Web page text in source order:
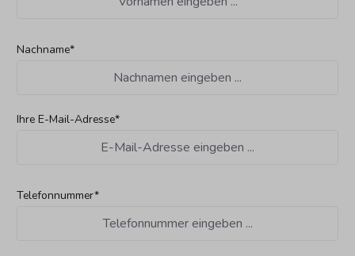
Nachname*
Ihre E-Mail-Adresse*
Telefonnummer*